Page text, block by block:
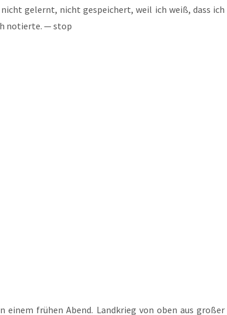
gelernt, nicht gespei­chert, weil ich weiß, dass ich
notier­te. — stop
einem frü­hen Abend. Land­krieg von oben aus gro­ßer